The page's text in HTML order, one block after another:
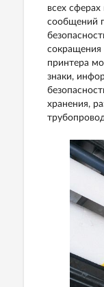
всех
сообщений
принтера
знаки,
хранения,